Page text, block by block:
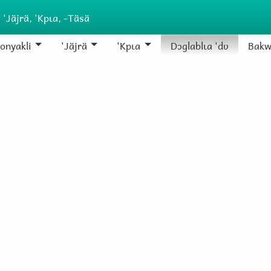
'Jäjrä, 'Kpɩa, -Täsä
'Jäjrä 'Kpɩa Dɔglablɩa 'dʋ